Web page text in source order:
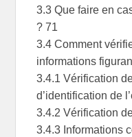
3.3 Que faire en
? 71
3.4 Comment
informations
3.4.1 Vérification
d’identification de
3.4.2 Vérification
3.4.3 Informations